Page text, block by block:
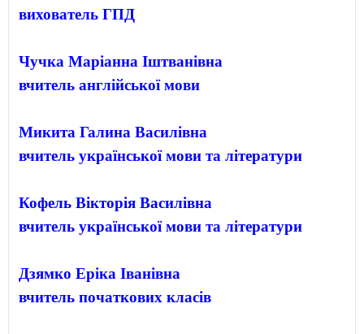
вихователь ГПД
Чучка Маріанна Іштванівна
вчитель англійської мови
Микита Галина Василівна
Кофель Вікторія Василівна
вчитель української мови та літератури
Дзямко Еріка Іванівна
вчитель початкових класів